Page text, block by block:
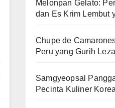
Melonpan Gelato:
dan Es Krim Lembut
Chupe de
Peru yang Gurih
Samgyeopsal
Pecinta Kuliner Korea